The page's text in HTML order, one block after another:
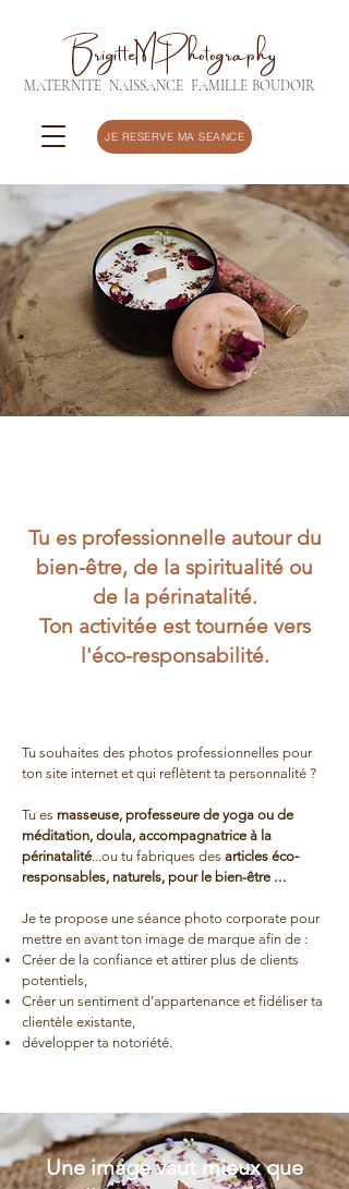
BrigitteMPhotography
MATERNITE NAISSANCE FAMILLE BOUDOIR
JE RESERVE MA SEANCE
Tu es professionnelle autour du
bien-être, de la spiritualité ou
de la périnatalité.
Ton activitée est tournée vers
l'éco-responsabilité.
Tu souhaites des photos professionnelles pour
ton site internet et qui reflètent ta personnalité ?
Tu es masseuse, professeure de yoga ou de
méditation, doula, accompagnatrice à la
périnatalité...ou tu fabriques des articles éco-
responsables, naturels, pour le bien-être ...
Je te propose une séance photo corporate pour
mettre en avant ton image de marque afin de :
Créer de la confiance et attirer plus de clients
potentiels,
Créer un sentiment d’appartenance et fidéliser ta
clientèle existante,
développer ta notoriété.
Une image vaut mieux que